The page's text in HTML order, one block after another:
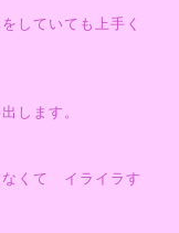
していても上手く
します。
なくて イライラす